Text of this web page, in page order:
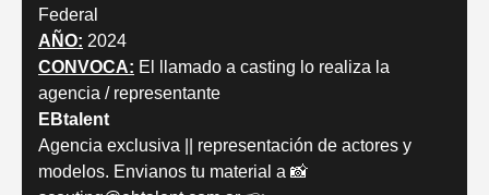
Federal
AÑO: 2024
CONVOCA: El llamado a casting lo realiza la
agencia / representante
EBtalent
Agencia exclusiva || representación de actores y
modelos. Envianos tu material a 📸